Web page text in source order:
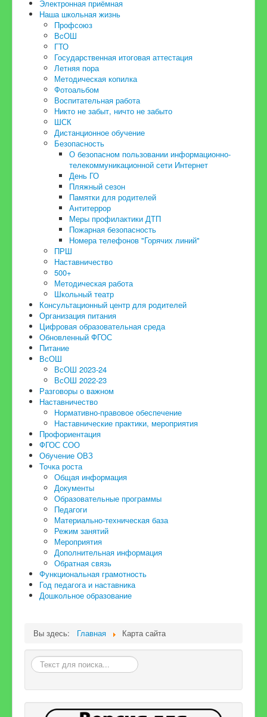
Электронная приёмная
Наша школьная жизнь
Профсоюз
ВcОШ
ГТО
Государственная итоговая аттестация
Летняя пора
Методическая копилка
Фотоальбом
Воспитательная работа
Никто не забыт, ничто не забыто
ШСК
Дистанционное обучение
Безопасность
О безопасном пользовании информационно-
телекоммуникационной сети Интернет
День ГО
Пляжный сезон
Памятки для родителей
Антитеррор
Меры профилактики ДТП
Пожарная безопасность
Номера телефонов "Горячих линий"
ПРШ
Наставничество
500+
Методическая работа
Школьный театр
Консультационный центр для родителей
Организация питания
Цифровая образовательная среда
Обновленный ФГОС
Питание
ВсОШ
ВсОШ 2023-24
ВсОШ 2022-23
Разговоры о важном
Наставничество
Нормативно-правовое обеспечение
Наставнические практики, мероприятия
Профориентация
ФГОС СОО
Обучение ОВЗ
Точка роста
Общая информация
Документы
Образовательные программы
Педагоги
Материально-техническая база
Режим занятий
Мероприятия
Дополнительная информация
Обратная связь
Функциональная грамотность
Год педагога и наставника
Дошкольное образование
Вы здесь: Главная Карта сайта
Искать